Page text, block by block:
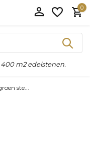
0
m2 edelstenen.
ste...